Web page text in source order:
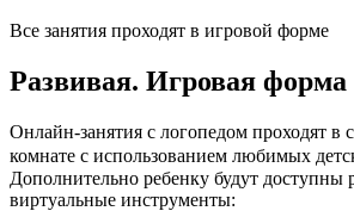
Все занятия проходят в игровой форме
Развивая. Игровая форма
Онлайн-занятия с логопедом проходят в
комнате с использованием любимых
Дополнительно ребенку будут доступны
виртуальные инструменты: